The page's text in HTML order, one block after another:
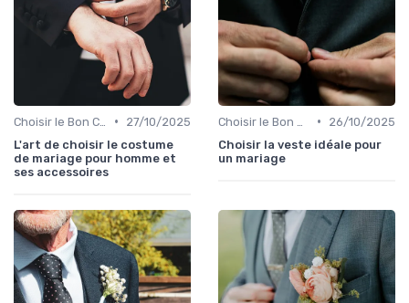
•
27/10/2025
L'art de choisir le costume
de mariage pour homme et
ses accessoires
•
26/10/2025
Choisir la veste idéale pour
un mariage